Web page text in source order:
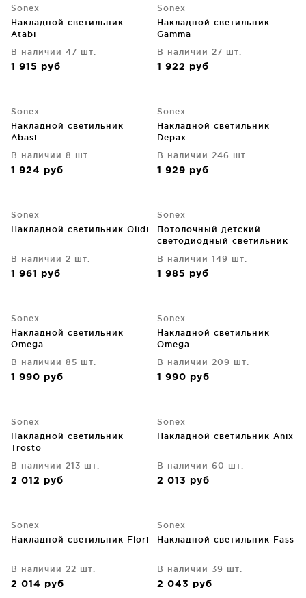
Sonex
Накладной светильник
Atabi
В наличии 47 шт.
1 915 руб
Sonex
Накладной светильник
Gamma
В наличии 27 шт.
1 922 руб
Sonex
Накладной светильник
Abasi
В наличии 8 шт.
1 924 руб
Sonex
Накладной светильник
Depax
В наличии 246 шт.
1 929 руб
Sonex
Накладной светильник Olidi
В наличии 2 шт.
1 961 руб
Sonex
Потолочный детский
светодиодный светильник
В наличии 149 шт.
1 985 руб
Sonex
Накладной светильник
Omega
В наличии 85 шт.
1 990 руб
Sonex
Накладной светильник
Omega
В наличии 209 шт.
1 990 руб
Sonex
Накладной светильник
Trosto
В наличии 213 шт.
2 012 руб
Sonex
Накладной светильник Anix
В наличии 60 шт.
2 013 руб
Sonex
Накладной светильник Flori
В наличии 22 шт.
2 014 руб
Sonex
Накладной светильник Fass
В наличии 39 шт.
2 043 руб